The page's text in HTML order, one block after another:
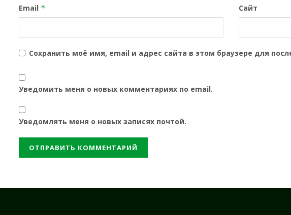
Email * Сайт
Сохранить моё имя, email и адрес сайта в этом браузере для
Уведомить меня о новых комментариях по email.
Уведомлять меня о новых записях почтой.